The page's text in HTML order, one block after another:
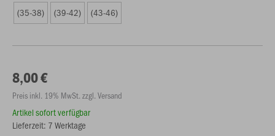
(35-38) (39-42) (43-46)
8,00 €
Preis inkl. 19% MwSt. zzgl. Versand
Artikel sofort verfügbar
Lieferzeit: 7 Werktage